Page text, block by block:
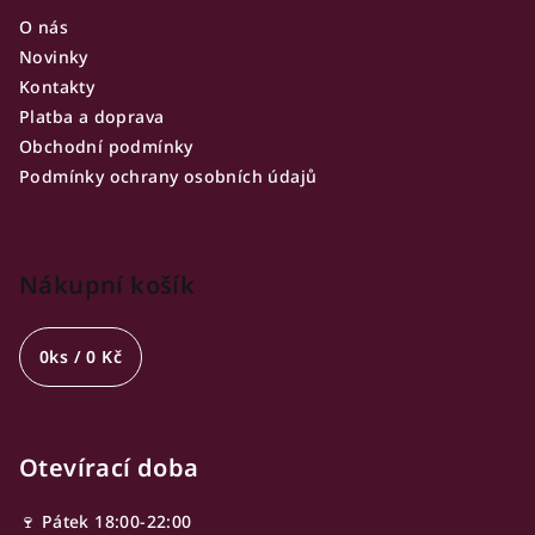
O nás
Novinky
Kontakty
Platba a doprava
Obchodní podmínky
Podmínky ochrany osobních údajů
Nákupní košík
0ks /0 Kč
Otevírací doba
🍷 Pátek 18:00-22:00